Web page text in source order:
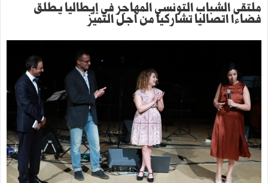
ملتقى الشباب التونسي المهاجر في إيطاليا يطلق
فضاءا اتصاليا تشاركيا من أجل التميّز